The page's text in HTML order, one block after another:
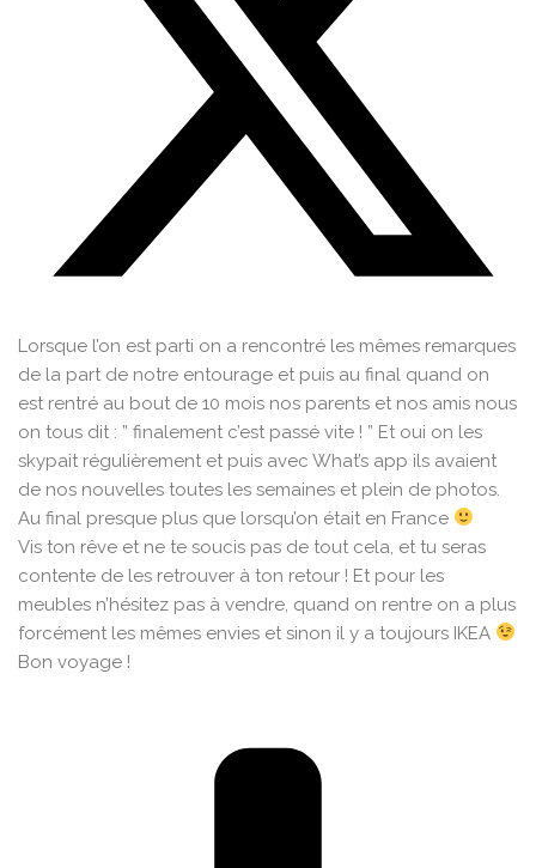
Lorsque l’on est parti on a rencontré les mêmes remarques
de la part de notre entourage et puis au final quand on
est rentré au bout de 10 mois nos parents et nos amis nous
on tous dit : ” finalement c’est passé vite ! ” Et oui on les
skypait régulièrement et puis avec What’s app ils avaient
de nos nouvelles toutes les semaines et plein de photos.
Au final presque plus que lorsqu’on était en France
Vis ton rêve et ne te soucis pas de tout cela, et tu seras
contente de les retrouver à ton retour ! Et pour les
meubles n’hésitez pas à vendre, quand on rentre on a plus
forcément les mêmes envies et sinon il y a toujours IKEA
Bon voyage !